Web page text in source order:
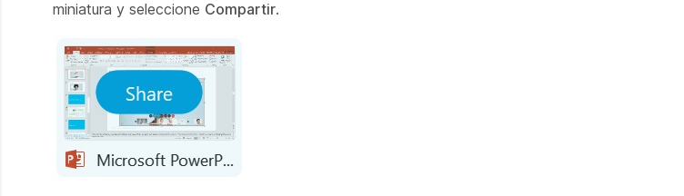
miniatura y seleccione Compartir.